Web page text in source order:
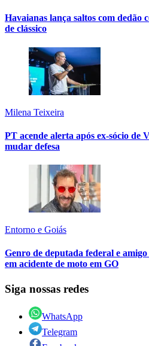
Havaianas lança saltos com dedão
de clássico
Milena Teixeira
PT acende alerta após ex-sócio de
mudar defesa
Entorno e Goiás
Genro de deputada federal e
em acidente de moto em GO
Siga nossas redes
WhatsApp
Telegram